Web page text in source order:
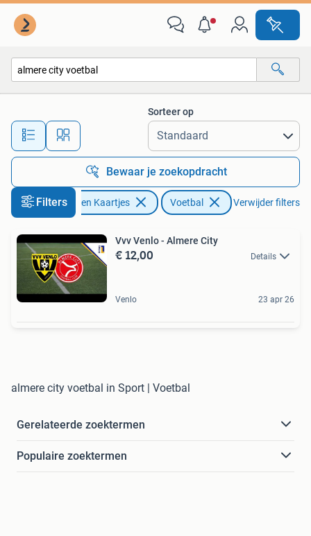
Alle afstanden…
Sorteer op
Bewaar je zoekopdracht
Filters
Tickets en Kaartjes Voetbal Verwijder filters
Vvv Venlo - Almere City
€ 12,00 Details
Venlo 23 apr 26
almere city voetbal in Sport | Voetbal
Gerelateerde zoektermen
Populaire zoektermen